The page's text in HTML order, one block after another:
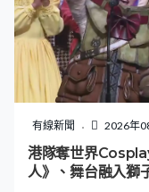
有線新聞 2026年
港隊奪世界
人》、舞台融入獅